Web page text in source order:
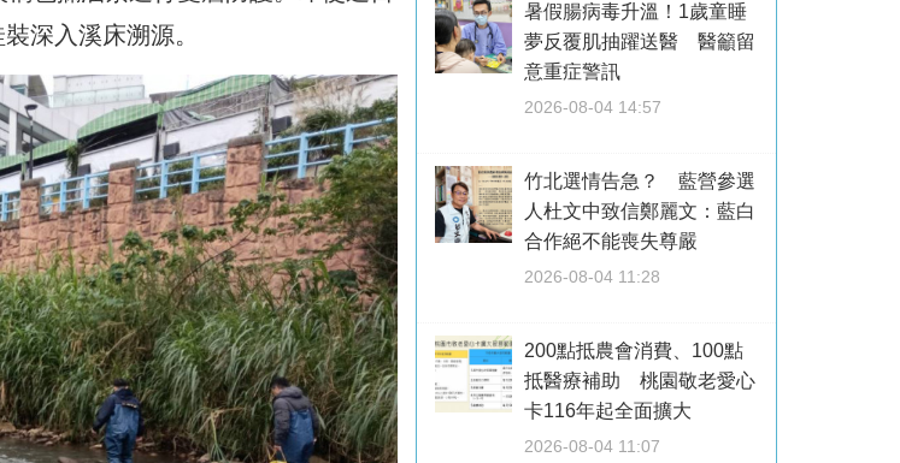
深入溪床溯源。
暑假腸病毒升溫！1歲童睡
夢反覆肌抽躍送醫 醫籲留
意重症警訊
2026-08-04 14:57
竹北選情告急？ 藍營參選
人杜文中致信鄭麗文：藍白
合作絕不能喪失尊嚴
2026-08-04 11:28
200點抵農會消費、100點
抵醫療補助 桃園敬老愛心
卡116年起全面擴大
2026-08-04 11:07